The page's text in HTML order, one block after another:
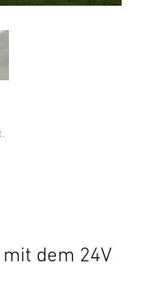
dem 24V